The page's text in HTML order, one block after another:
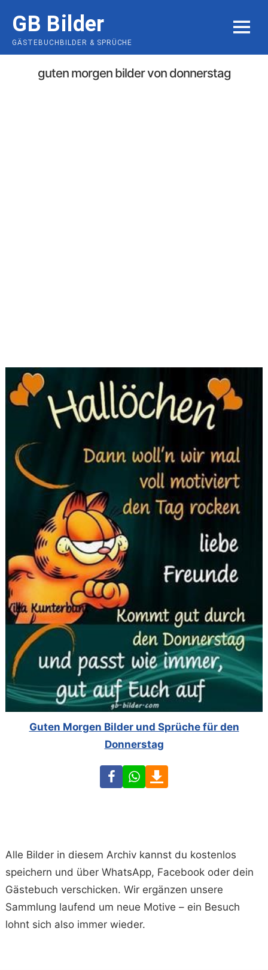
content
GB Bilder
GÄSTEBUCHBILDER & SPRÜCHE
MENU
guten morgen bilder von donnerstag
Guten Morgen Bilder und Sprüche für den
Donnerstag
FacebookWhatsApp
Alle Bilder in diesem Archiv kannst du kostenlos
speichern und über WhatsApp, Facebook oder dein
Gästebuch verschicken. Wir ergänzen unsere
Sammlung laufend um neue Motive – ein Besuch
lohnt sich also immer wieder.